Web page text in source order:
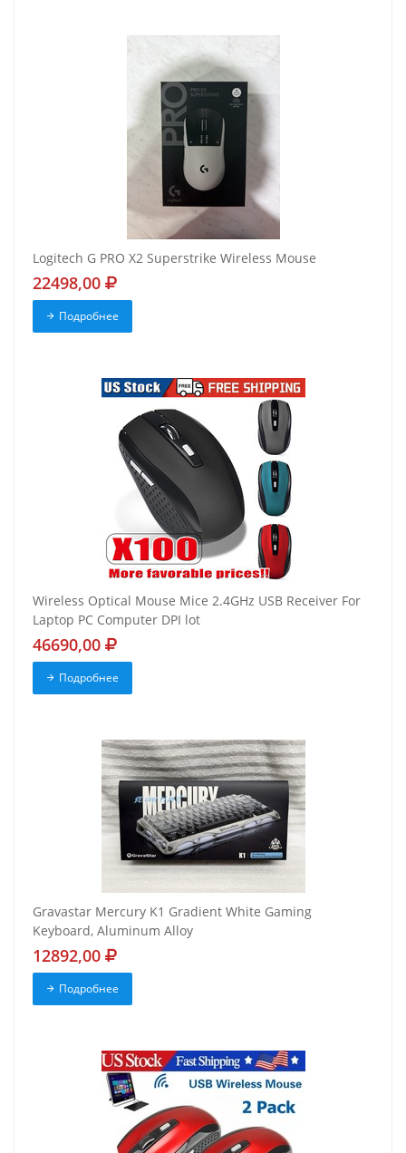
Logitech G PRO X2 Superstrike Wireless Mouse
22498,00
Подробнее
Wireless Optical Mouse Mice 2.4GHz USB Receiver For
Laptop PC Computer DPI lot
46690,00
Подробнее
Gravastar Mercury K1 Gradient White Gaming
Keyboard, Aluminum Alloy
12892,00
Подробнее